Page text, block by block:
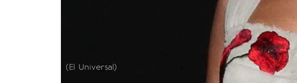
(El Universal)